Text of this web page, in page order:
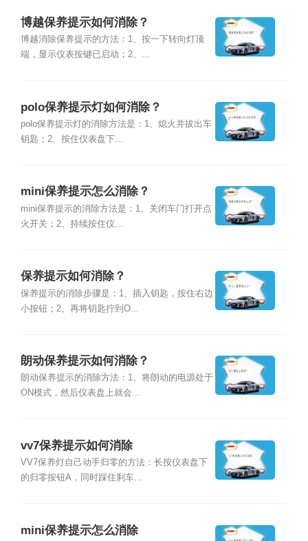
博越保养提示如何消除？
博越消除保养提示的方法：1、按一下转向灯顶
端，显示仪表按键已启动；2、...
polo保养提示灯如何消除？
polo保养提示灯的消除方法是：1、熄火并拔出车
钥匙；2、按住仪表盘下...
mini保养提示怎么消除？
mini保养提示的消除方法是：1、关闭车门打开点
火开关；2、持续按住仪...
保养提示如何消除？
保养提示的消除步骤是：1、插入钥匙，按住右边
小按钮；2、再将钥匙拧到O...
朗动保养提示如何消除？
朗动保养提示的消除方法：1、将朗动的电源处于
ON模式，然后仪表盘上就会...
vv7保养提示如何消除
VV7保养灯自己动手归零的方法：长按仪表盘下
的归零按钮A，同时踩住刹车...
mini保养提示怎么消除